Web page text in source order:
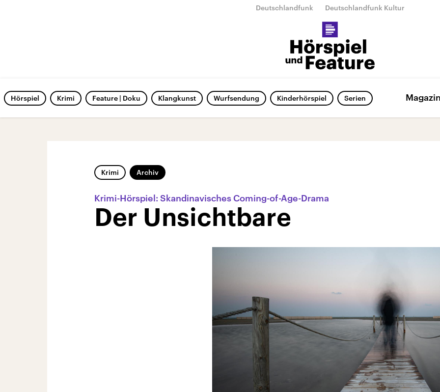
Deutschlandfunk Deutschlandfunk Kultur
Hörspiel Krimi Feature | Doku Klangkunst Wurfsendung Kinderhörspiel Serien Magazin
Krimi Archiv
Krimi-Hörspiel: Skandinavisches Coming-of-Age-Drama
Der Unsichtbare